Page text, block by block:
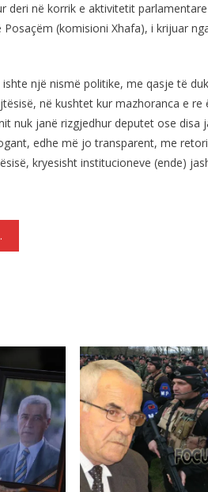
deri në korrik e aktivitetit
(komisioni Xhafa), i krijuar
një nismë politike, me qasje të
në kushtet kur mazhoranca e
nuk janë rizgjedhur deputet ose disa
edhe më jo transparent, me
kryesisht institucioneve (ende)